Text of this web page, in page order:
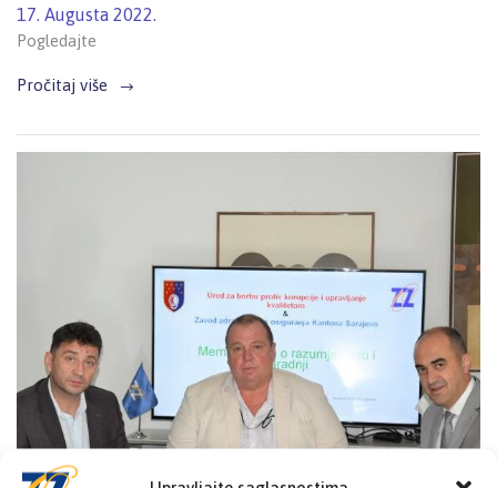
17. Augusta 2022.
Pogledajte
Pročitaj više